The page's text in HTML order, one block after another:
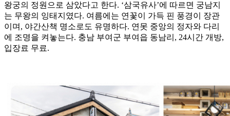
왕궁의 정원으로 삼았다고 한다. ‘삼국유사’에 따르면 궁남지
는 무왕의 잉태지였다. 여름에는 연꽃이 가득 핀 풍경이 장관
이며, 야간산책 명소로도 유명하다. 연못 중앙의 정자와 다리
에 조명을 켜놓는다. 충남 부여군 부여읍 동남리, 24시간 개방,
입장료 무료.